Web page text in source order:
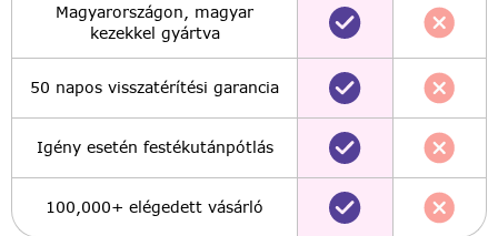
Magyarországon, magyar
kezekkel gyártva
50 napos visszatérítési garancia
Igény esetén festékutánpótlás
100,000+ elégedett vásárló